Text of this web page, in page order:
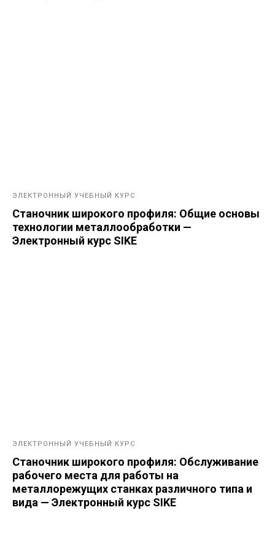
ЭЛЕКТРОННЫЙ УЧЕБНЫЙ КУРС
Станочник широкого профиля: Общие основы
технологии металлообработки —
Электронный курс SIKE
ЭЛЕКТРОННЫЙ УЧЕБНЫЙ КУРС
Станочник широкого профиля: Обслуживание
рабочего места для работы на
металлорежущих станках различного типа и
вида — Электронный курс SIKE